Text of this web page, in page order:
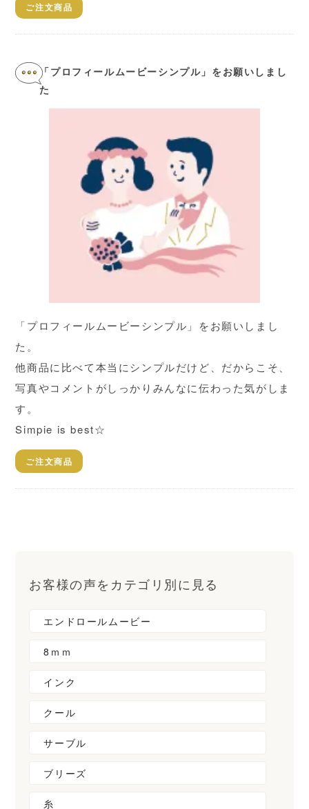
ご注文商品
「プロフィールムービーシンプル」をお願いしまし
た
「プロフィールムービーシンプル」をお願いしまし
た。
他商品に比べて本当にシンプルだけど、だからこそ、
写真やコメントがしっかりみんなに伝わった気がしま
す。
Simpie is best☆
ご注文商品
お客様の声をカテゴリ別に見る
エンドロールムービー
8ｍｍ
インク
クール
サーブル
ブリーズ
糸